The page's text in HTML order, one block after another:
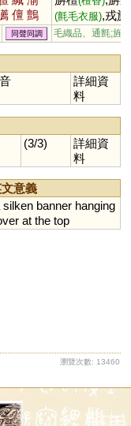
儃 鸇
羶
(氈毛衣服),戎旃
同聲同調 毛織品、通氈;旌
詳細資
料
(3/3)
詳細資
料
意義
silken banner hanging
at the top
瀏覽次數: 13460